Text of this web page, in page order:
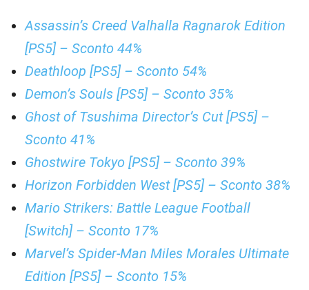
Assassin’s Creed Valhalla Ragnarok Edition
[PS5] – Sconto 44%
Deathloop [PS5] – Sconto 54%
Demon’s Souls [PS5] – Sconto 35%
Ghost of Tsushima Director’s Cut [PS5] –
Sconto 41%
Ghostwire Tokyo [PS5] – Sconto 39%
Horizon Forbidden West [PS5] – Sconto 38%
Mario Strikers: Battle League Football
[Switch] – Sconto 17%
Marvel’s Spider-Man Miles Morales Ultimate
Edition [PS5] – Sconto 15%